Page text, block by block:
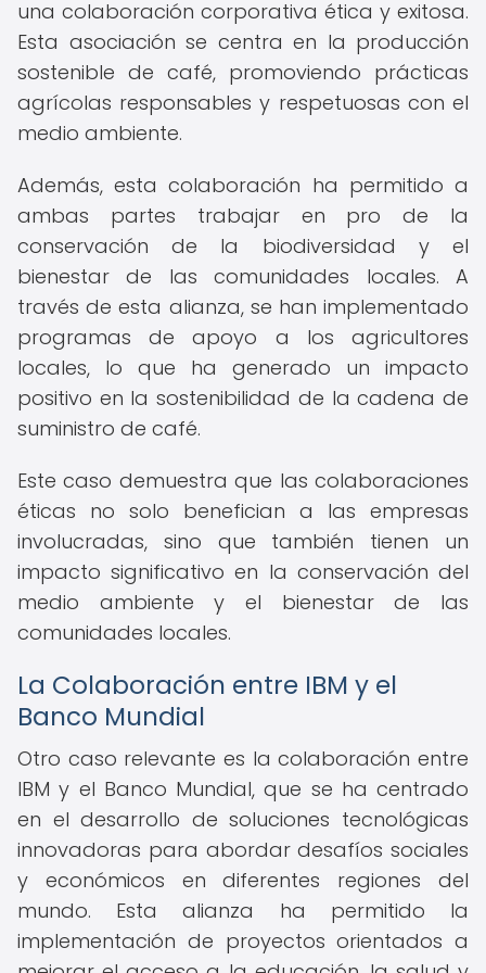
una colaboración corporativa ética y exitosa.
Esta asociación se centra en la producción
sostenible de café, promoviendo prácticas
agrícolas responsables y respetuosas con el
medio ambiente.
Además, esta colaboración ha permitido a
ambas partes trabajar en pro de la
conservación de la biodiversidad y el
bienestar de las comunidades locales. A
través de esta alianza, se han implementado
programas de apoyo a los agricultores
locales, lo que ha generado un impacto
positivo en la sostenibilidad de la cadena de
suministro de café.
Este caso demuestra que las colaboraciones
éticas no solo benefician a las empresas
involucradas, sino que también tienen un
impacto significativo en la conservación del
medio ambiente y el bienestar de las
comunidades locales.
La Colaboración entre IBM y el
Banco Mundial
Otro caso relevante es la colaboración entre
IBM y el Banco Mundial, que se ha centrado
en el desarrollo de soluciones tecnológicas
innovadoras para abordar desafíos sociales
y económicos en diferentes regiones del
mundo. Esta alianza ha permitido la
implementación de proyectos orientados a